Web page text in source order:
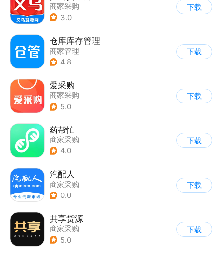
商家采购
3.0
下载
仓库库存管理
商家管理
4.8
下载
爱采购
商家采购
5.0
下载
药帮忙
商家采购
4.0
下载
汽配人
商家采购
0.0
下载
共享货源
商家采购
5.0
下载